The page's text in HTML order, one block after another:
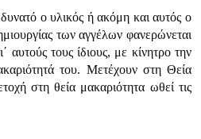
ο υλικός ή ακόμη και αυτός ο
των αγγέλων φανερώνεται
τους ίδιους, με κίνητρο την
του. Μετέχουν στη Θεία
στη θεία μακαριότητα ωθεί τις